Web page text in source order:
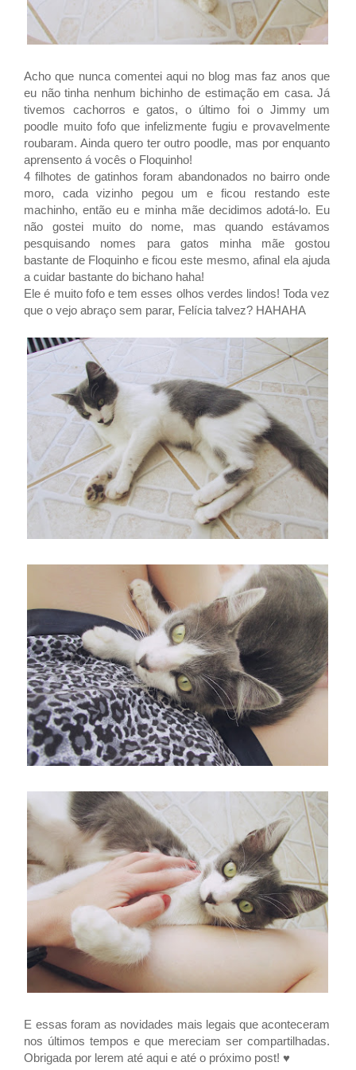
Acho que nunca comentei aqui no blog mas faz anos que
eu não tinha nenhum bichinho de estimação em casa. Já
tivemos cachorros e gatos, o último foi o Jimmy um
poodle muito fofo que infelizmente fugiu e provavelmente
roubaram. Ainda quero ter outro poodle, mas por enquanto
aprensento á vocês o Floquinho!
4 filhotes de gatinhos foram abandonados no bairro onde
moro, cada vizinho pegou um e ficou restando este
machinho, então eu e minha mãe decidimos adotá-lo. Eu
não gostei muito do nome, mas quando estávamos
pesquisando nomes para gatos minha mãe gostou
bastante de Floquinho e ficou este mesmo, afinal ela ajuda
a cuidar bastante do bichano haha!
Ele é muito fofo e tem esses olhos verdes lindos! Toda vez
que o vejo abraço sem parar, Felícia talvez? HAHAHA
E essas foram as novidades mais legais que aconteceram
nos últimos tempos e que mereciam ser compartilhadas.
Obrigada por lerem até aqui e até o próximo post! ♥